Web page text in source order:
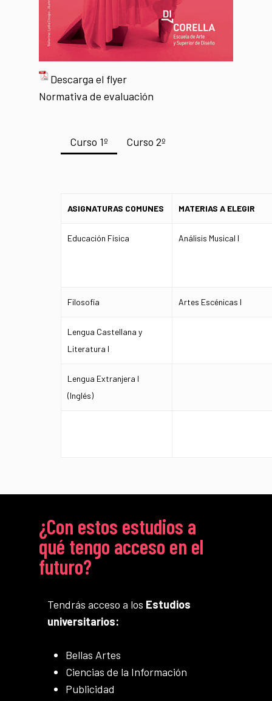
Descarga el flyer
Normativa de evaluación
Curso 1º Curso 2º
ASIGNATURAS COMUNES MATERIAS A ELEGIR
Educación Física Análisis Musical I
Filosofía Artes Escénicas I
Lengua Castellana y
Literatura I
Lengua Extranjera I
(Inglés)
¿Con estos estudios a
qué tengo acceso en el
futuro?
Tendrás acceso a los Estudios
universitarios:
Bellas Artes
Ciencias de la Información
Publicidad